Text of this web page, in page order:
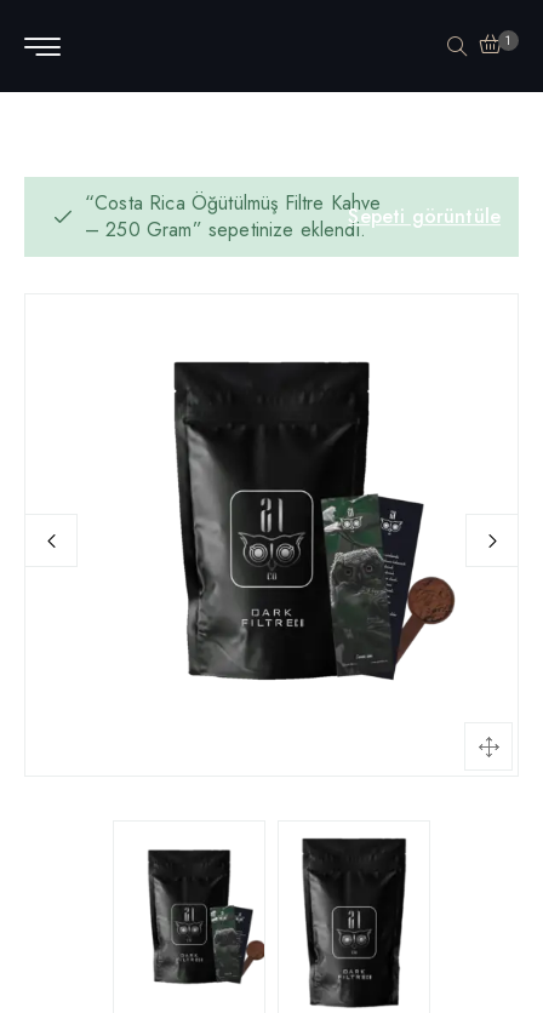
1
Sepeti görüntüle
“Costa Rica Öğütülmüş Filtre Kahve
– 250 Gram” sepetinize eklendi.